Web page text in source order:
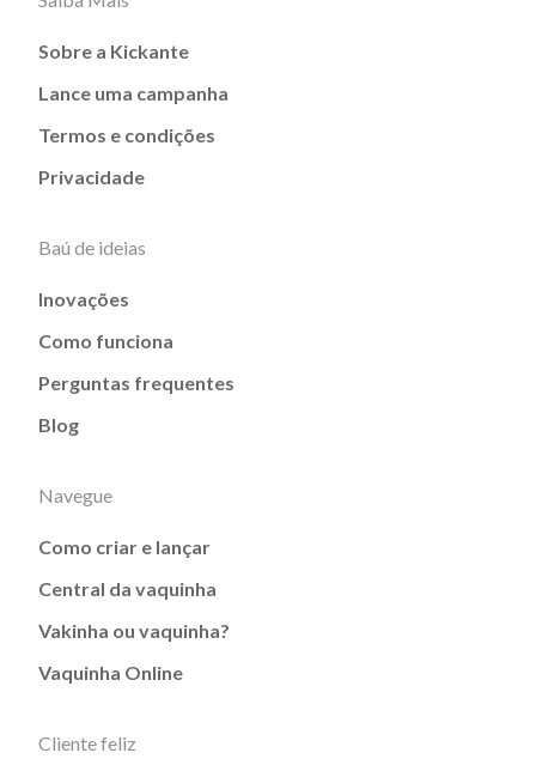
Sobre a Kickante
Lance uma campanha
Termos e condições
Privacidade
Baú de ideias
Inovações
Como funciona
Perguntas frequentes
Blog
Navegue
Como criar e lançar
Central da vaquinha
Vakinha ou vaquinha?
Vaquinha Online
Cliente feliz